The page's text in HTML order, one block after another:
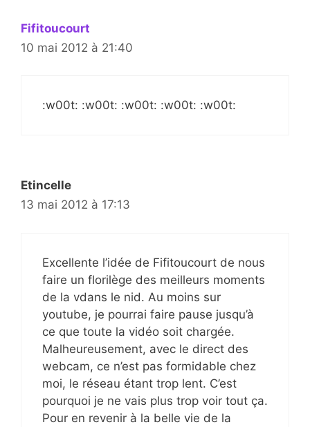
Fifitoucourt
10 mai 2012 à 21:40
:w00t: :w00t: :w00t: :w00t: :w00t:
Etincelle
13 mai 2012 à 17:13
Excellente l’idée de Fifitoucourt de nous
faire un florilège des meilleurs moments
de la vdans le nid. Au moins sur
youtube, je pourrai faire pause jusqu’à
ce que toute la vidéo soit chargée.
Malheureusement, avec le direct des
webcam, ce n’est pas formidable chez
moi, le réseau étant trop lent. C’est
pourquoi je ne vais plus trop voir tout ça.
Pour en revenir à la belle vie de la